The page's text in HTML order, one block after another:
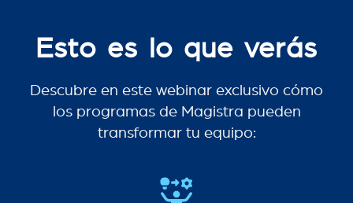
Esto es lo que verás
Descubre en este webinar exclusivo cómo
los programas de Magistra pueden
transformar tu equipo: